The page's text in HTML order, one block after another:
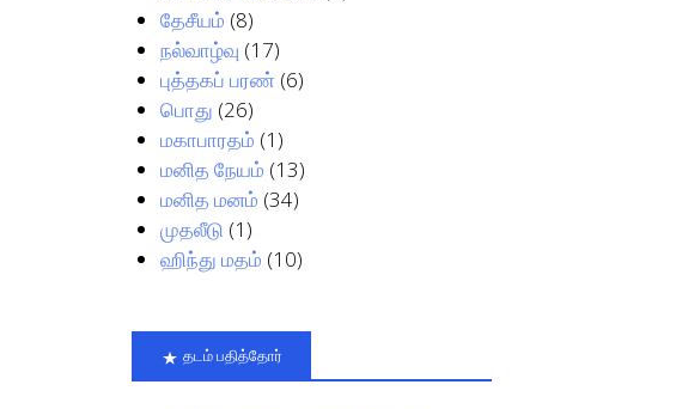
தேசீயம் (8)
நல்வாழ்வு (17)
புத்தகப் பரண் (6)
பொது (26)
மகாபாரதம் (1)
மனித நேயம் (13)
மனித மனம் (34)
முதலீடு (1)
ஹிந்து மதம் (10)
தடம் பதித்தோர்